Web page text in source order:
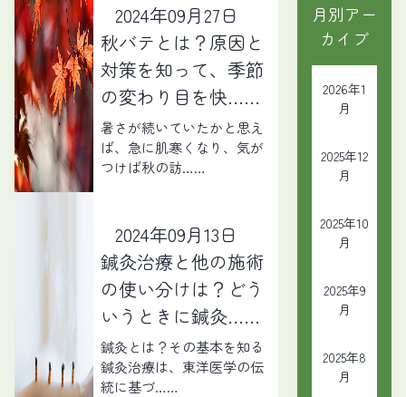
2024年09月27日
秋バテとは？原因と
対策を知って、季節
の変わり目を快……
暑さが続いていたかと思え
ば、急に肌寒くなり、気が
つけば秋の訪……
2024年09月13日
鍼灸治療と他の施術
の使い分けは？どう
いうときに鍼灸……
鍼灸とは？その基本を知る
鍼灸治療は、東洋医学の伝
統に基づ……
月別アー
カイブ
2026年1
月
2025年12
月
2025年10
月
2025年9
月
2025年8
月